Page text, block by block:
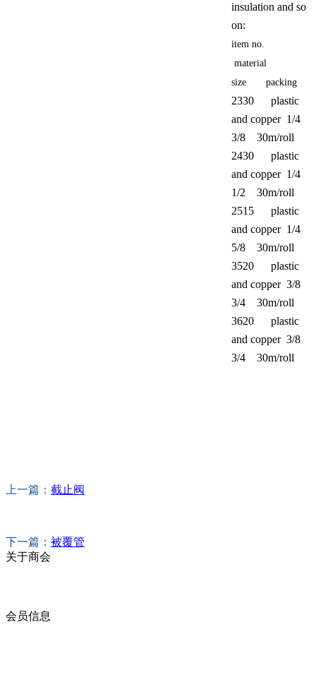
insulation and so
on:
item no.
material
size packing
2330 plastic
and copper 1/4
3/8 30m/roll
2430 plastic
and copper 1/4
1/2 30m/roll
2515 plastic
and copper 1/4
5/8 30m/roll
3520 plastic
and copper 3/8
3/4 30m/roll
3620 plastic
and copper 3/8
3/4 30m/roll
上一篇： 截止阀
下一篇： 被覆管
关于商会
会员信息